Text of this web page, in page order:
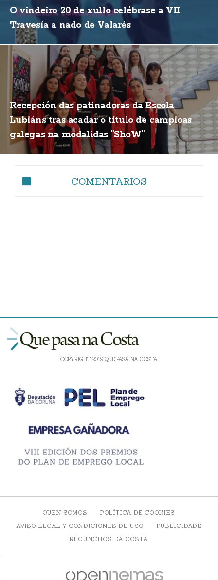
O vindeiro 20 de xullo celébrase a VII
Travesía a nado de Valarés
Recepción das patinadoras da Escola
Lubiáns tras acadar o título de campioas
galegas na modalidas "ShoW"
COMENTARIOS
COPYRIGHT 2019 QUE PASA NA COSTA
QUEN SOMOS
POLÍTICA DE COOKIES
AVISO LEGAL Y CONDICIONES DE USO
PUBLICIDADE
RECUNCHOS DA COSTA